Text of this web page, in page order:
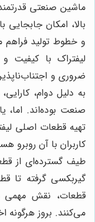
ماشین صنعتی
بالا، امکان جابجایی
و خطوط تولید فراهم
لیفتراک با کیفیت و
ضروری و
به دلیل دوام،
صنعت بوده‌اند. اما،
تهیه قطعات اصلی
کاربران با آن روبرو
طیف گسترده‌ای از
گیربکسی گرفته تا
قطعات، نقش مهمی
می‌کنند. بروز هرگونه